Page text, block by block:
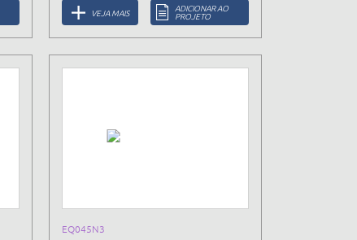
VEJA MAIS ADICIONAR AO
PROJETO
EQ045N3